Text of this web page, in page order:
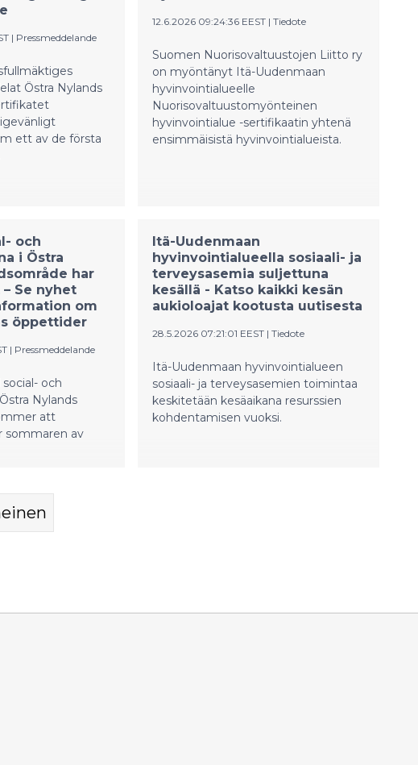
| Pressmeddelande
Östra Nylands
ett av de första
12.6.2026 09:24:36 EEST | Tiedote
Suomen Nuorisovaltuustojen Liitto ry
on myöntänyt Itä-Uudenmaan
hyvinvointialueelle
Nuorisovaltuustomyönteinen
hyvinvointialue -sertifikaatin yhtenä
ensimmäisistä hyvinvointialueista.
och
i Östra
har
Se nyhet
om
öppettider
| Pressmeddelande
och
Nylands
att
sommaren av
Itä-Uudenmaan
hyvinvointialueella sosiaali- ja
terveysasemia suljettuna
kesällä - Katso kaikki kesän
aukioloajat kootusta uutisesta
28.5.2026 07:21:01 EEST | Tiedote
Itä-Uudenmaan hyvinvointialueen
sosiaali- ja terveysasemien toimintaa
keskitetään kesäaikana resurssien
kohdentamisen vuoksi.